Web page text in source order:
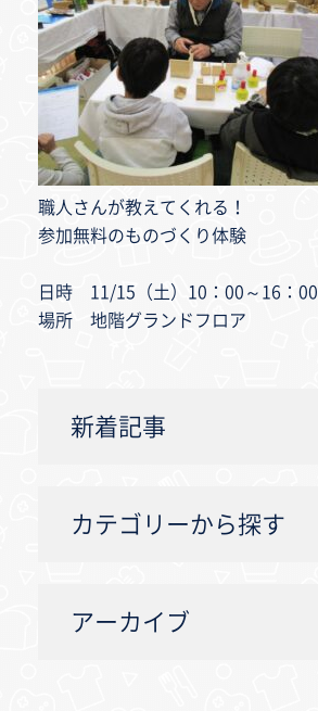
職人さんが教えてくれる！
参加無料のものづくり体験
日時 11/15（土）10：00～16：00
場所 地階グランドフロア
新着記事
カテゴリーから探す
アーカイブ